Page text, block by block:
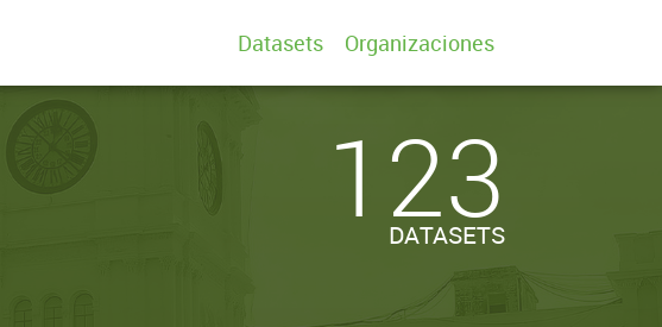
Datasets Organizaciones
123
DATASETS